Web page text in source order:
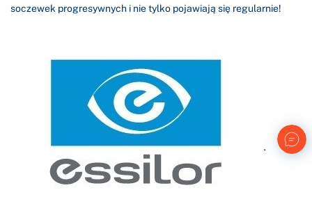
soczewek progresywnych i nie tylko pojawiają się regularnie!